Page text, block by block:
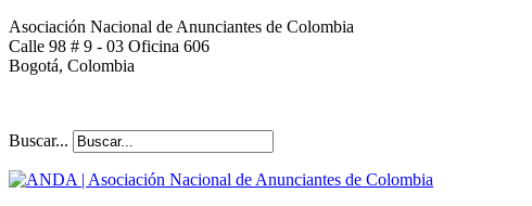
Asociación Nacional de Anunciantes de Colombia
Calle 98 # 9 - 03 Oficina 606
Bogotá, Colombia
Buscar...